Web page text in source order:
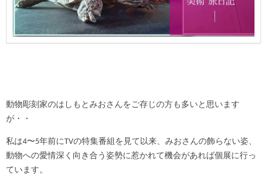
動物彫刻家のはしもとみおさんをご存じの方も多いと思います
が・・
私は4〜5年前にTVの特集番組を見て以来、みおさんの飾らない姿、
動物への愛情深く向き合う姿勢に惹かれて機会があれば個展に行っ
ています。